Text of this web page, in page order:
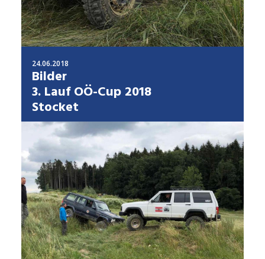
24.06.2018
Bilder
3. Lauf OÖ-Cup 2018
Stocket